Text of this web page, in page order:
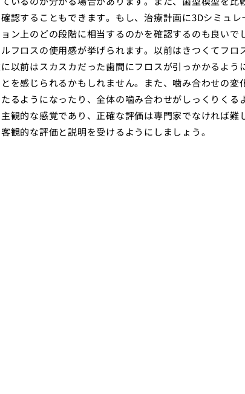
認することもできます。もし、治療計画に3Dシミュ
ン上のどの段階に相当するのかを確認するのも良いで
フロスの使用感が挙げられます。以前はきつくてフロ
以前はスカスカだった歯間にフロスが引っかかるよう
を感じられるかもしれません。また、噛み合わせの変
るようになったり、全体の噛み合わせがしっくりくる
観的な感覚であり、正確な評価は専門家でなければ難
観的な評価と説明を受けるようにしましょう。